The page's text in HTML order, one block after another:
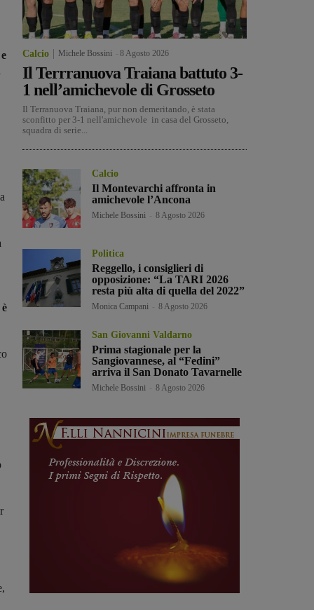
Calcio Michele Bossini 8 Agosto 2026
Il Terrranuova Traiana battuto 3-
1 nell’amichevole di Grosseto
Il Terranuova Traiana, pur non demeritando, è stata
sconfitto per 3-1 nell'amichevole in casa del Grosseto,
squadra di serie...
Calcio
Il Montevarchi affronta in
amichevole l’Ancona
Michele Bossini 8 Agosto 2026
Politica
Reggello, i consiglieri di
opposizione: “La TARI 2026
resta più alta di quella del 2022”
Monica Campani 8 Agosto 2026
San Giovanni Valdarno
Prima stagionale per la
Sangiovannese, al “Fedini”
arriva il San Donato Tavarnelle
Michele Bossini 8 Agosto 2026